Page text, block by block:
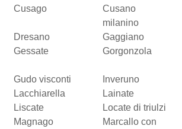
Cusago
Cusano
milanino
Dresano
Gaggiano
Gessate Gorgonzola
Gudo visconti
Inveruno
Lacchiarella
Lainate
Liscate
Locate di triulzi
Magnago
Marcallo con